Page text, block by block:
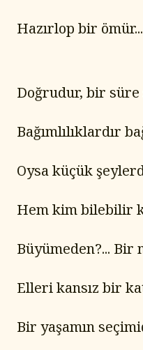
Hazırlop bir
Doğrudur, bir
Bağımlılıklardır
Oysa küçük
Hem kim bilebilir
Büyümeden?... Bir
Elleri kansız bir
Bir yaşamın